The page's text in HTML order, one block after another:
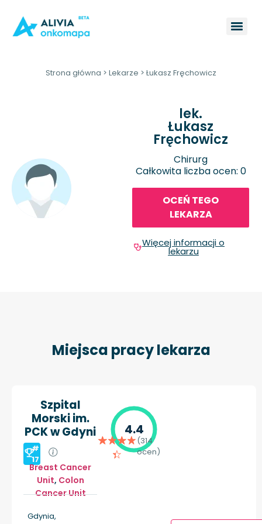
Strona główna > Lekarze > Łukasz Fręchowicz
lek.
Łukasz
Fręchowicz
Chirurg
Całkowita liczba ocen: 0
OCEŃ TEGO
LEKARZA
Więcej informacji o
lekarzu
Miejsca pracy lekarza
Szpital
Morski im.
PCK w Gdyni
#
17
Breast Cancer
Unit, Colon
Cancer Unit
Gdynia,
4.4
(314
ocen)